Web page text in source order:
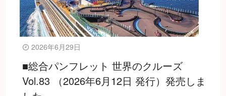
2026年6月29日
■総合パンフレット 世界のクルーズ
Vol.83 （2026年6月12日 発行）発売しま